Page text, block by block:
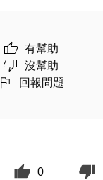
有幫助
沒幫助
回報問題
0